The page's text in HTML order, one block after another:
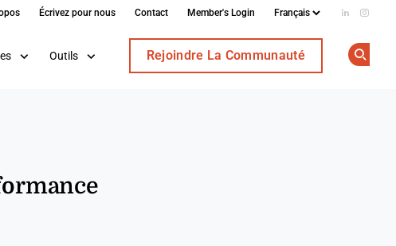
Écrivez pour nous Contact Member's Login Add us
Outils Rejoindre La Communauté